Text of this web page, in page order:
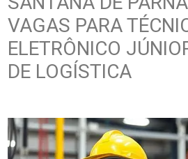
VAGAS PARA
ELETRÔNICO
DE LOGÍSTICA